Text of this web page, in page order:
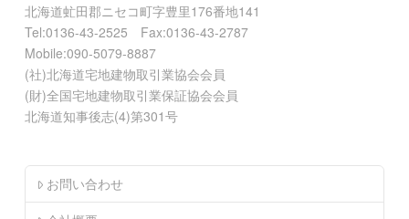
北海道虻田郡ニセコ町字豊里176番地141
Tel:0136-43-2525 Fax:0136-43-2787
Mobile:090-5079-8887
(社)北海道宅地建物取引業協会会員
(財)全国宅地建物取引業保証協会会員
北海道知事後志(4)第301号
お問い合わせ